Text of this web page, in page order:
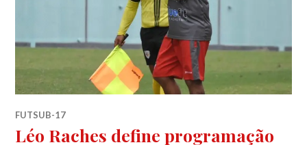
FUTSUB-17
Léo Raches define programação